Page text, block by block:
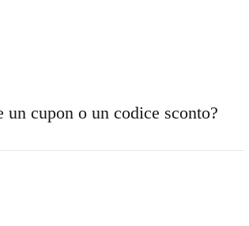
cupon o un codice sconto?